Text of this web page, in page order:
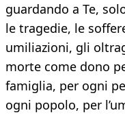
guardando a Te,
le tragedie, le
umiliazioni, gli
morte come dono
famiglia, per ogni
ogni popolo, per